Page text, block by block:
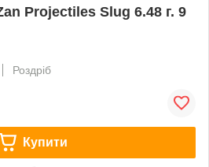
Projectiles Slug 6.48 г. 9
Роздріб
Купити